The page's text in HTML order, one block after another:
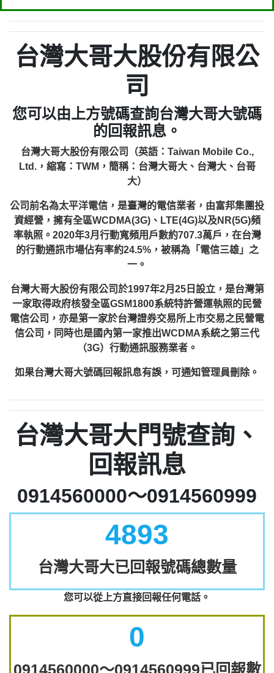
台灣大哥大股份有限公
司
您可以由上方號碼查詢台灣大哥大號碼
的回報訊息。
台灣大哥大股份有限公司（英語：Taiwan Mobile Co.,
Ltd.，縮寫：TWM，簡稱：台灣大哥大、台灣大、台哥
大）
公司前名為太平洋電信，是臺灣的電信業者，由富邦集團投
資經營，擁有全區WCDMA(3G)、LTE(4G)以及NR(5G)頻
率執照。2020年3月行動寬頻用戶數約707.3萬戶，在台灣
的行動通訊市場佔有率約24.5%，被稱為「電信三雄」之
一。
台灣大哥大股份有限公司於1997年2月25日設立，是台灣第
一家取得政府核發全區GSM1800系統特許營運執照的民營
電信公司，亦是第一家於台灣證券交易所上市交易之民營電
信公司，同時也是國內第一家推出WCDMA系統之第三代
（3G）行動通訊服務業者。
如果台灣大哥大號碼回報訊息有誤，可通知管理員刪除。
台灣大哥大門號查詢、
回報訊息
0914560000～0914560999
4893
台灣大哥大已回報號碼總數量
您可以從上方直接回報任何電話。
0
0914560000～0914560999已回報數